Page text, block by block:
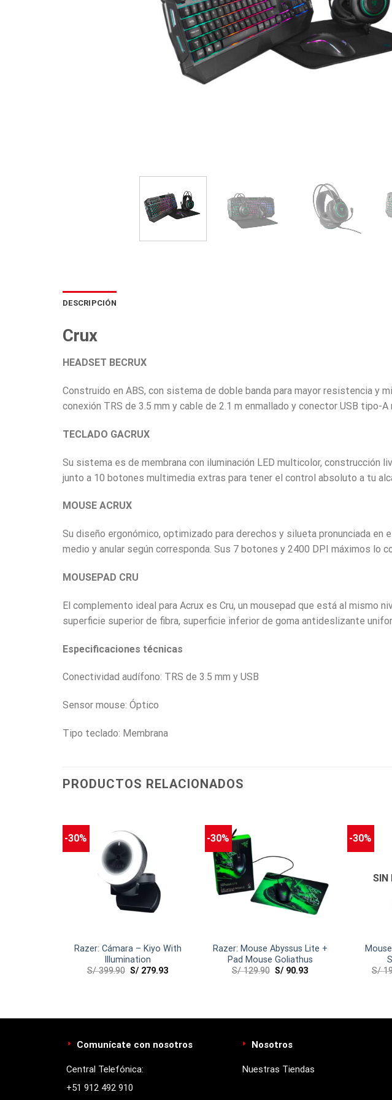
DESCRIPCIÓN
Crux
HEADSET BECRUX
Construido en ABS, con sistema de doble banda para mayor resistencia y
conexión TRS de 3.5 mm y cable de 2.1 m enmallado y conector USB tipo-
TECLADO GACRUX
Su sistema es de membrana con iluminación LED multicolor, construcción
junto a 10 botones multimedia extras para tener el control absoluto a tu
MOUSE ACRUX
Su diseño ergonómico, optimizado para derechos y silueta pronunciada
medio y anular según corresponda. Sus 7 botones y 2400 DPI máximos lo
MOUSEPAD CRU
El complemento ideal para Acrux es Cru, un mousepad que está al mismo
superficie superior de fibra, superficie inferior de goma antideslizante
Especificaciones técnicas
Conectividad audífono: TRS de 3.5 mm y USB
Sensor mouse: Óptico
Tipo teclado: Membrana
PRODUCTOS RELACIONADOS
-30%
Razer: Cámara – Kiyo With
Illumination
S/399.90 S/ 279.93
-30%
Razer: Mouse Abyssus Lite +
Pad Mouse Goliathus
S/129.90 S/ 90.93
-30%
SIN
S/
Comunícate con nosotros
Central Telefónica:
+51 912 492 910
Nosotros
Nuestras Tiendas